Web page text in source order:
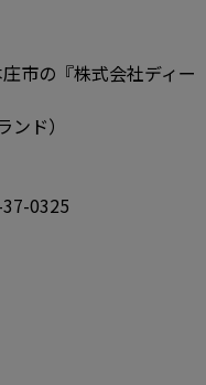
市の『株式会社ディー
ド）
0325